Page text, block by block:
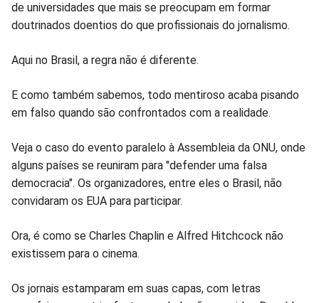
FacebookWhatsappTwitterMessengerTelegramGettr
de universidades que mais se preocupam em formar
doutrinados doentios do que profissionais do jornalismo.
Aqui no Brasil, a regra não é diferente.
E como também sabemos, todo mentiroso acaba pisando
em falso quando são confrontados com a realidade.
Veja o caso do evento paralelo à Assembleia da ONU, onde
alguns países se reuniram para "defender uma falsa
democracia". Os organizadores, entre eles o Brasil, não
convidaram os EUA para participar.
Ora, é como se Charles Chaplin e Alfred Hitchcock não
existissem para o cinema.
Os jornais estamparam em suas capas, com letras